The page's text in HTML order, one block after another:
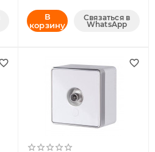
В
корзину
Связаться в
WhatsApp